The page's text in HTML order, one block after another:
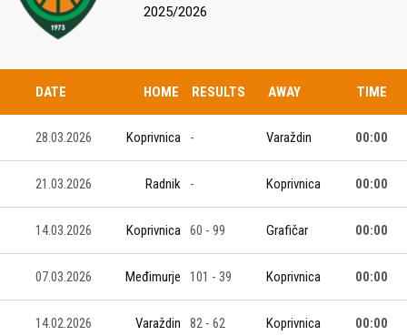
2025/2026
DATE HOME RESULTS AWAY TIME
28.03.2026 Koprivnica - Varaždin 00:00
21.03.2026 Radnik - Koprivnica 00:00
14.03.2026 Koprivnica 60 - 99 Grafičar 00:00
07.03.2026 Međimurje 101 - 39 Koprivnica 00:00
14.02.2026 Varaždin 82 - 62 Koprivnica 00:00